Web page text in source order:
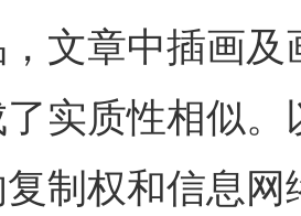
文章中插画
实质性相似
制权和信息